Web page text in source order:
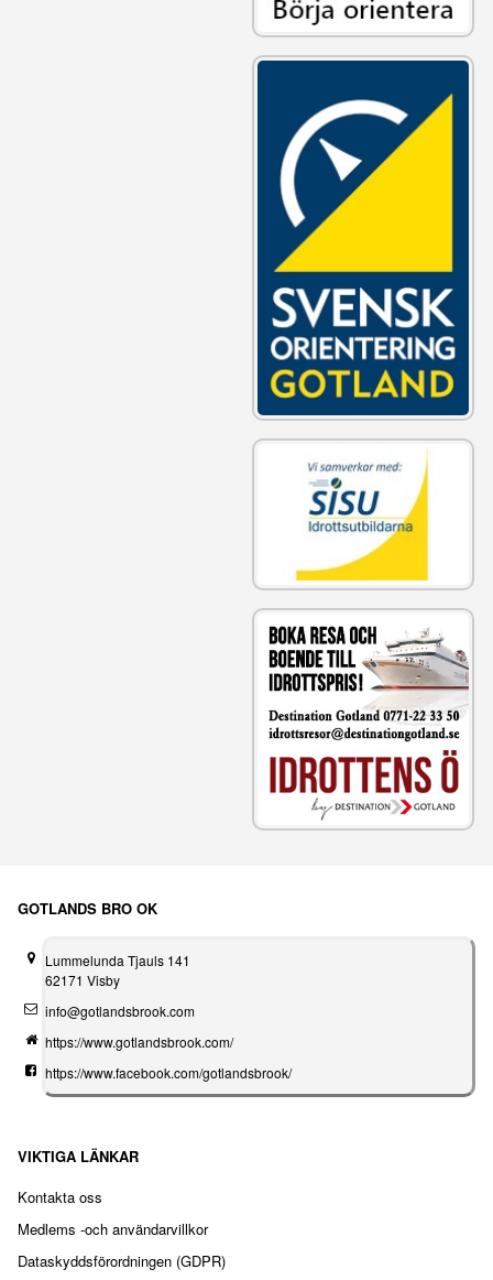
GOTLANDS BRO OK
Lummelunda Tjauls 141
62171 Visby
info@gotlandsbrook.com
https://www.gotlandsbrook.com/
https://www.facebook.com/gotlandsbrook/
VIKTIGA LÄNKAR
Kontakta oss
Medlems -och användarvillkor
Dataskyddsförordningen (GDPR)